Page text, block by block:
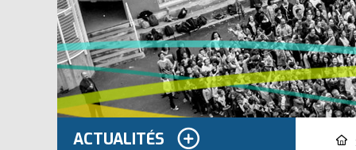
ACTUALITÉS